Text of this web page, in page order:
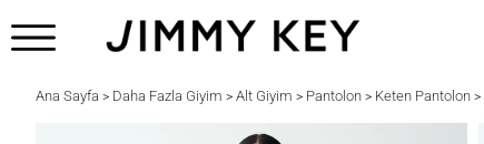
Ana Sayfa > Daha Fazla Giyim > Alt Giyim > Pantolon > Keten Pantolon >